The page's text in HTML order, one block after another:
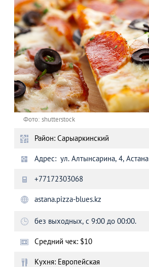
Фото: shutterstock
Район: Сарыаркинский
Адрес: ул. Алтынсарина, 4, Астана
+77172303068
astana.pizza-blues.kz
без выходных, с 9:00 до 00:00.
Средний чек: $10
Кухня: Европейская